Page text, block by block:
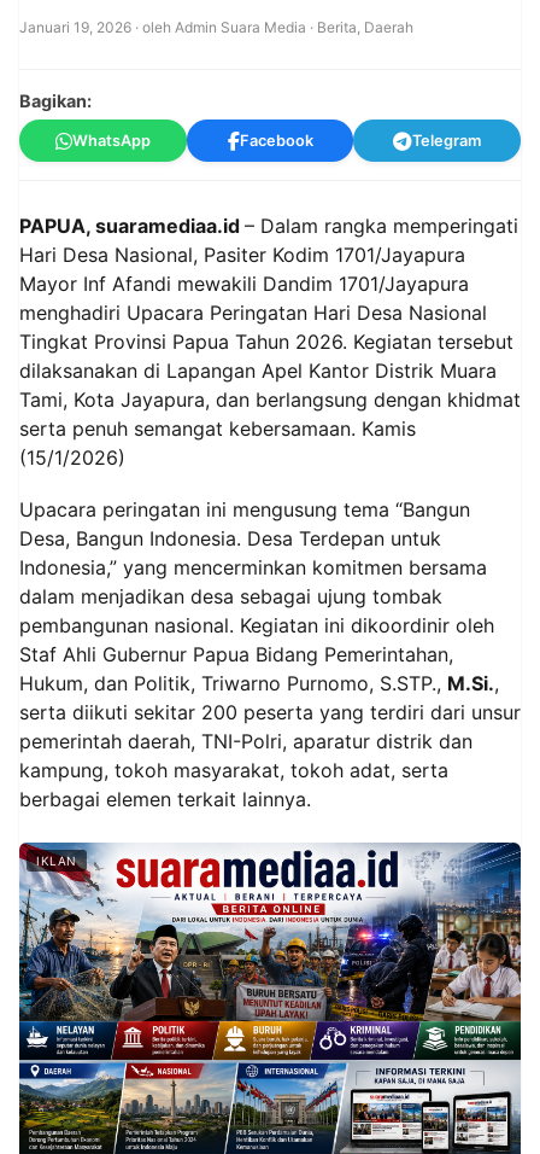
Januari 19, 2026 · oleh Admin Suara Media · Berita, Daerah
Bagikan:
WhatsApp Facebook Telegram
PAPUA, suaramediaa.id – Dalam rangka memperingati
Hari Desa Nasional, Pasiter Kodim 1701/Jayapura
Mayor Inf Afandi mewakili Dandim 1701/Jayapura
menghadiri Upacara Peringatan Hari Desa Nasional
Tingkat Provinsi Papua Tahun 2026. Kegiatan tersebut
dilaksanakan di Lapangan Apel Kantor Distrik Muara
Tami, Kota Jayapura, dan berlangsung dengan khidmat
serta penuh semangat kebersamaan. Kamis
(15/1/2026)
Upacara peringatan ini mengusung tema “Bangun
Desa, Bangun Indonesia. Desa Terdepan untuk
Indonesia,” yang mencerminkan komitmen bersama
dalam menjadikan desa sebagai ujung tombak
pembangunan nasional. Kegiatan ini dikoordinir oleh
Staf Ahli Gubernur Papua Bidang Pemerintahan,
Hukum, dan Politik, Triwarno Purnomo, S.STP., M.Si.,
serta diikuti sekitar 200 peserta yang terdiri dari unsur
pemerintah daerah, TNI-Polri, aparatur distrik dan
kampung, tokoh masyarakat, tokoh adat, serta
berbagai elemen terkait lainnya.
IKLAN